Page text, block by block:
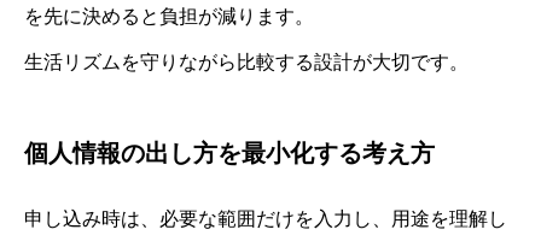
を先に決めると負担が減ります。
生活リズムを守りながら比較する設計が大切です。
個人情報の出し方を最小化する考え方
申し込み時は、必要な範囲だけを入力し、用途を理解し